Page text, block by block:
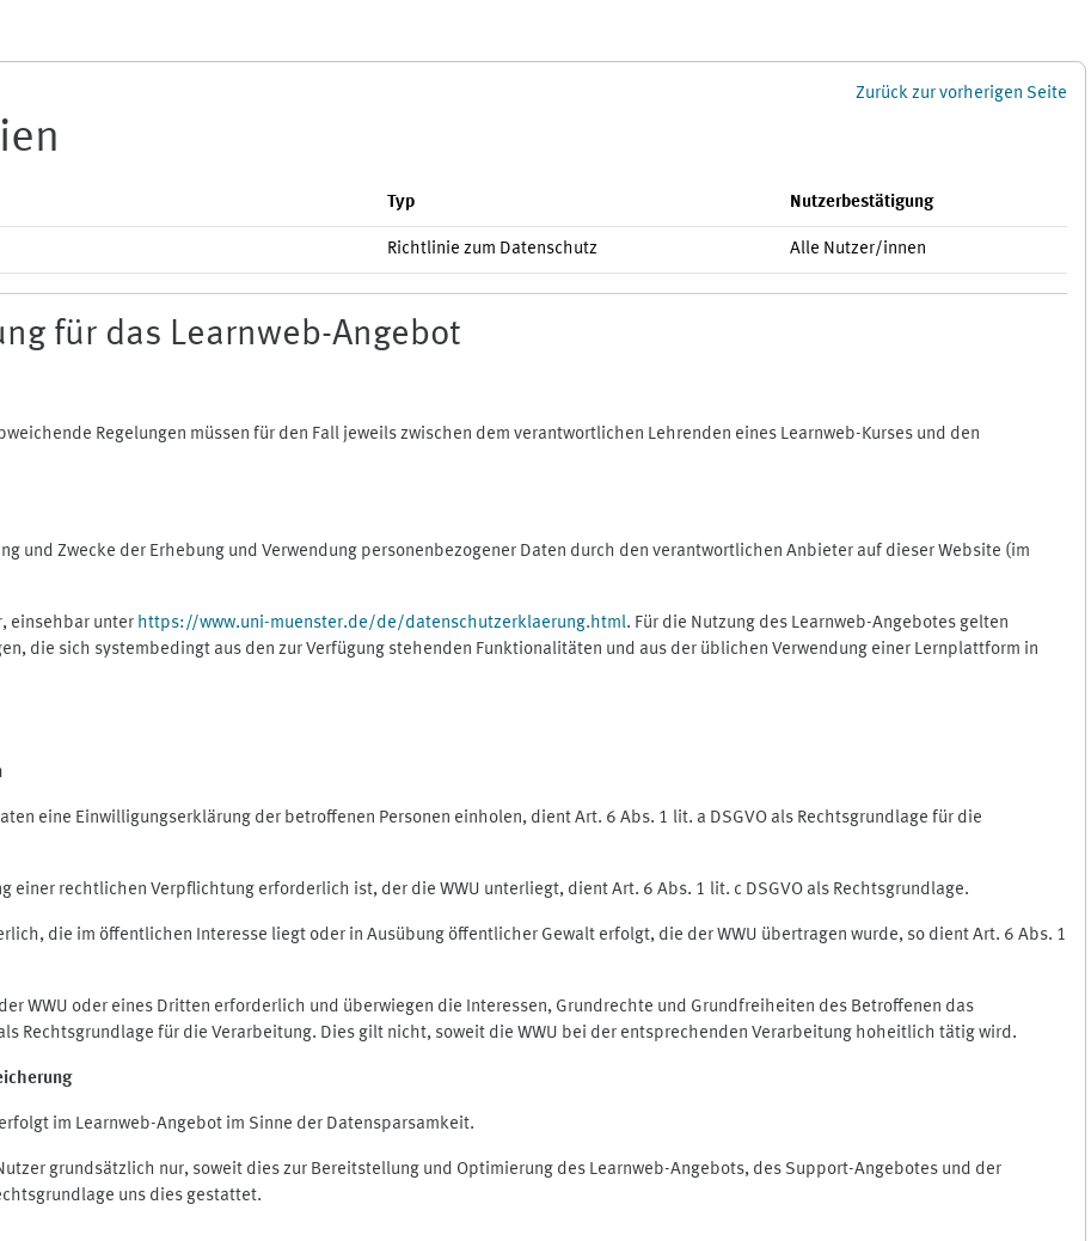
Zurück zur vorherigen Seite
Typ Nutzerbestätigung
Richtlinie zum Datenschutz Alle Nutzer/innen
für das Learnweb-Angebot
Regelungen müssen für den Fall jeweils zwischen dem verantwortlichen Lehrenden eines Learnweb-Kurses und den
und Zwecke der Erhebung und Verwendung personenbezogener Daten durch den verantwortlichen Anbieter auf dieser Website (im
einsehbar unter https://www.uni-muenster.de/de/datenschutzerklaerung.html. Für die Nutzung des Learnweb-Angebotes gelten
die sich systembedingt aus den zur Verfügung stehenden Funktionalitäten und aus der üblichen Verwendung einer Lernplattform in
eine Einwilligungserklärung der betroffenen Personen einholen, dient Art. 6 Abs. 1 lit. a DSGVO als Rechtsgrundlage für die
einer rechtlichen Verpflichtung erforderlich ist, der die WWU unterliegt, dient Art. 6 Abs. 1 lit. c DSGVO als Rechtsgrundlage.
die im öffentlichen Interesse liegt oder in Ausübung öffentlicher Gewalt erfolgt, die der WWU übertragen wurde, so dient Art. 6 Abs. 1
WWU oder eines Dritten erforderlich und überwiegen die Interessen, Grundrechte und Grundfreiheiten des Betroffenen das
Rechtsgrundlage für die Verarbeitung. Dies gilt nicht, soweit die WWU bei der entsprechenden Verarbeitung hoheitlich tätig wird.
im Learnweb-Angebot im Sinne der Datensparsamkeit.
grundsätzlich nur, soweit dies zur Bereitstellung und Optimierung des Learnweb-Angebots, des Support-Angebotes und der
uns dies gestattet.